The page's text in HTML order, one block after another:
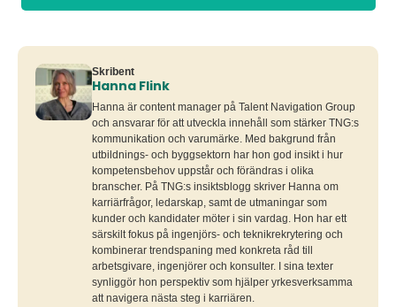
Skribent
Hanna Flink
Hanna är content manager på Talent Navigation Group
och ansvarar för att utveckla innehåll som stärker TNG:s
kommunikation och varumärke. Med bakgrund från
utbildnings- och byggsektorn har hon god insikt i hur
kompetensbehov uppstår och förändras i olika
branscher. På TNG:s insiktsblogg skriver Hanna om
karriärfrågor, ledarskap, samt de utmaningar som
kunder och kandidater möter i sin vardag. Hon har ett
särskilt fokus på ingenjörs- och teknikrekrytering och
kombinerar trendspaning med konkreta råd till
arbetsgivare, ingenjörer och konsulter. I sina texter
synliggör hon perspektiv som hjälper yrkesverksamma
att navigera nästa steg i karriären.